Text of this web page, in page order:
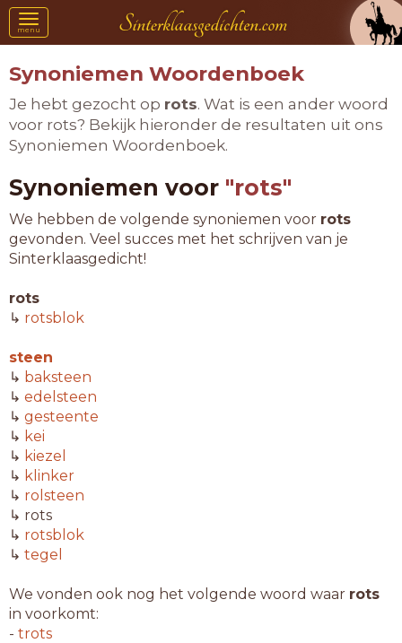
Toggle
navigation
menu
Synoniemen Woordenboek
Je hebt gezocht op rots. Wat is een ander woord
voor rots? Bekijk hieronder de resultaten uit ons
Synoniemen Woordenboek.
Synoniemen voor "rots"
We hebben de volgende synoniemen voor rots
gevonden. Veel succes met het schrijven van je
Sinterklaasgedicht!
rots
↳ rotsblok
steen
↳ baksteen
↳ edelsteen
↳ gesteente
↳ kei
↳ kiezel
↳ klinker
↳ rolsteen
↳ rots
↳ rotsblok
↳ tegel
We vonden ook nog het volgende woord waar rots
in voorkomt:
- trots